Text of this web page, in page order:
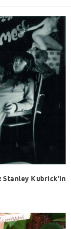
Stanley Kubrick'in